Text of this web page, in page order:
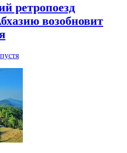
ретропоезд
возобновит